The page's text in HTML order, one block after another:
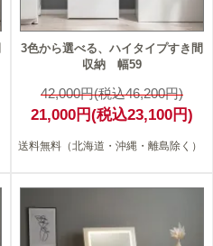
3色から選べる、ハイタイプすき間
収納 幅59
42,000円(税込46,200円)
21,000円(税込23,100円)
送料無料（北海道・沖縄・離島除く）